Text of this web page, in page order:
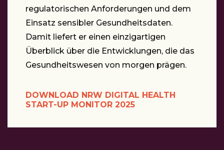
regulatorischen Anforderungen und dem
Einsatz sensibler Gesundheitsdaten.
Damit liefert er einen einzigartigen
Überblick über die Entwicklungen, die das
Gesundheitswesen von morgen prägen.
DOWNLOAD NRW DIGITAL HEALTH
START-UP MONITOR 2025